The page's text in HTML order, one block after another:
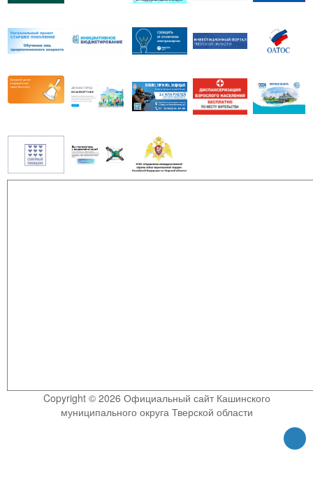
Copyright © 2026 Официальный сайт Кашинского
муниципального округа Тверской области